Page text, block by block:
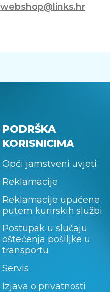
webshop@links.hr
PODRŠKA
KORISNICIMA
Opći jamstveni uvjeti
Reklamacije
Reklamacije upućene
putem kurirskih službi
Postupak u slučaju
oštećenja pošiljke u
transportu
Servis
Izjava o privatnosti